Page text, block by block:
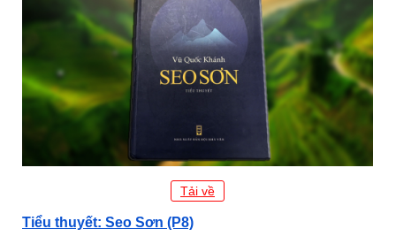
Tải về
Tiểu thuyết: Seo Sơn (P8)